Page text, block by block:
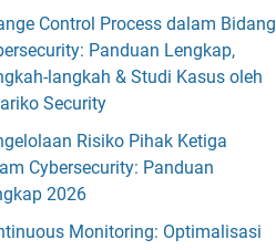
Control Process dalam Bidang
Panduan Lengkap,
langkah & Studi Kasus oleh
Security
Risiko Pihak Ketiga
Cybersecurity: Panduan
2026
Monitoring: Optimalisasi